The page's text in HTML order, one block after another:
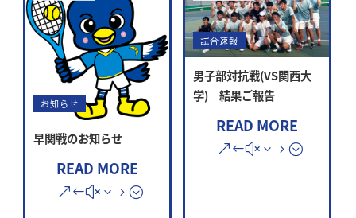
お知らせ
早関戦のお知らせ
READ MORE
試合速報
男子部対抗戦(VS関西大
学) 結果ご報告
READ MORE